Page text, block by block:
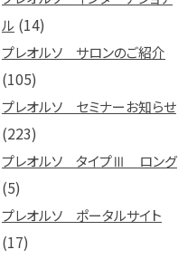
ル (14)
プレオルソ サロンのご紹介
(105)
プレオルソ セミナーお知らせ
(223)
プレオルソ タイプⅢ ロング
(5)
プレオルソ ポータルサイト
(17)